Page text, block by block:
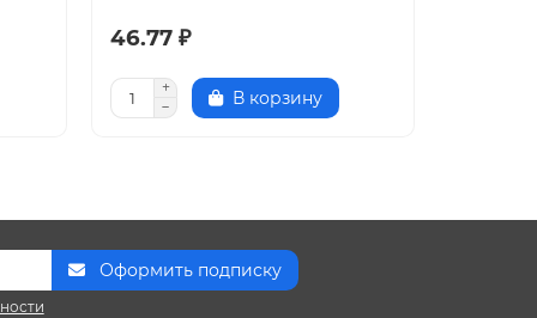
46.77 ₽
В корзину
Оформить подписку